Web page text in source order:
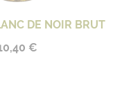
DE NOIR BRUT
€